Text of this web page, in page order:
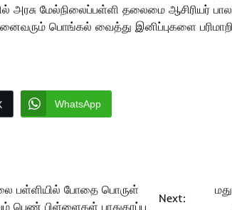
மேல்நிலைப்பள்ளி தலைமை ஆசிரியர்
பொங்கல் வைத்து இனிப்புகளை
WhatsApp
பள்ளியில் போதை பொருள்
பெண் பிள்ளைகள் பாதுகாப்பு
Next: